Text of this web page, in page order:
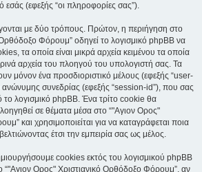
(εφεξής “οι πληροφορίες σας”).
με δύο τρόπους. Πρώτον, η περιήγηση στο
Φόρουμ” οδηγεί το λογισμικό phpBB να
τα οποία είναι μικρά αρχεία κειμένου τα οποία
αρχεία του πλοηγού του υπολογιστή σας. Τα
μόνον ένα προσδιοριστικό μέλους (εφεξής “user-
ανώνυμης συνεδρίας (εφεξής “session-id”), που σας
λογισμικό phpBB. Ένα τρίτο cookie θα
σε θέματα μέσα στο “"Αγιον Ορος"
και χρησιμοποιείται για να καταγράφεται ποια
έτσι την εμπειρία σας ως μέλος.
cookies εκτός του λογισμικού phpBB
Ορος" Χριστιανικό Ορθόδοξο Φόρουμ”, αν